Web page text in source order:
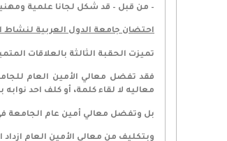
– من قبل – قد شكل لجانا علمية
احتضان جامعة الدول العربية لنشاط
تميزت الحقبة الثالثة بالعلاقات
فقد تفضل معالي الأمين العام
معاليه لا لقاء كلمة، أو كلف احد نوابه
بل وتفضل معالي أمين عام الجامعة في 28 يولية 1992 فإذن – بصفة عامة – أن تعقد جميع اجتماعات الاتحاد التي تتم بالقاهرة في أحدى قاعات
وبتكليف من معالي الأمين العام ازداد